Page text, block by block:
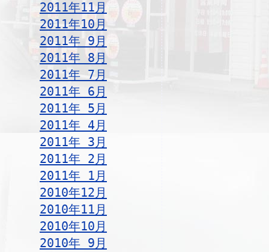
2011年11月
2011年10月
2011年 9月
2011年 8月
2011年 7月
2011年 6月
2011年 5月
2011年 4月
2011年 3月
2011年 2月
2011年 1月
2010年12月
2010年11月
2010年10月
2010年 9月